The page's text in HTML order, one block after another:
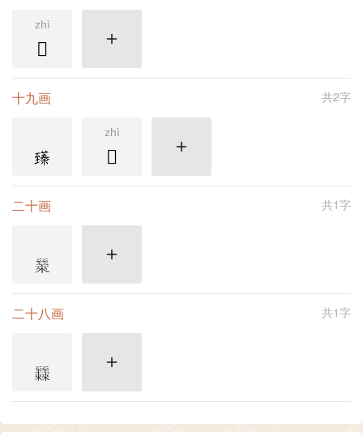
zhì
𦥏 更多
共2字
十九画
zhì
𦥐 更多
共1字
二十画
更多
共1字
二十八画
更多